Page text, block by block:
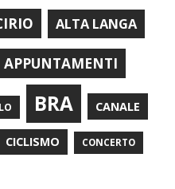
ALTA LANGA
APPUNTAMENTI
BRA CANALE
CICLISMO CONCERTO